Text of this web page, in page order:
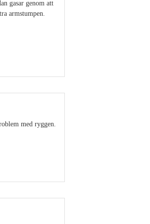
gasar genom att
armstumpen.
med ryggen.